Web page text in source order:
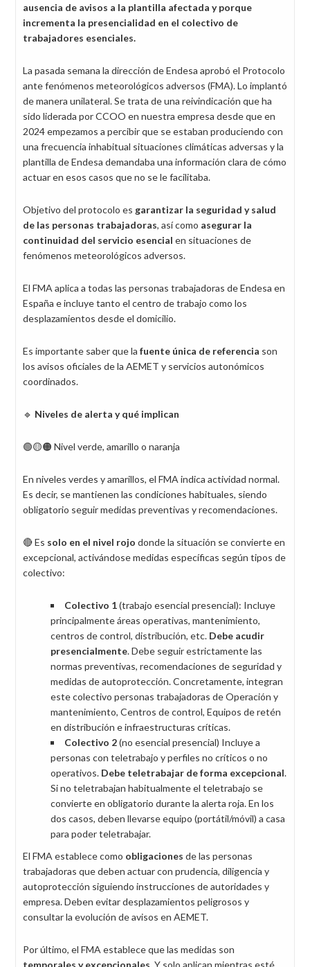
ausencia de avisos a la plantilla afectada y porque
incrementa la presencialidad en el colectivo de
trabajadores esenciales.
La pasada semana la dirección de Endesa aprobó el Protocolo
ante fenómenos meteorológicos adversos (FMA). Lo implantó
de manera unilateral. Se trata de una reivindicación que ha
sido liderada por CCOO en nuestra empresa desde que en
2024 empezamos a percibir que se estaban produciendo con
una frecuencia inhabitual situaciones climáticas adversas y la
plantilla de Endesa demandaba una información clara de cómo
actuar en esos casos que no se le facilitaba.
Objetivo del protocolo es garantizar la seguridad y salud
de las personas trabajadoras, así como asegurar la
continuidad del servicio esencial en situaciones de
fenómenos meteorológicos adversos.
El FMA aplica a todas las personas trabajadoras de Endesa en
España e incluye tanto el centro de trabajo como los
desplazamientos desde el domicilio.
Es importante saber que la fuente única de referencia son
los avisos oficiales de la AEMET y servicios autonómicos
coordinados.
🔹 Niveles de alerta y qué implican
🟢🟡🟠 Nivel verde, amarillo o naranja
En niveles verdes y amarillos, el FMA indica actividad normal.
Es decir, se mantienen las condiciones habituales, siendo
obligatorio seguir medidas preventivas y recomendaciones.
🔴 Es solo en el nivel rojo donde la situación se convierte en
excepcional, activándose medidas específicas según tipos de
colectivo:
Colectivo 1(trabajo esencial presencial): Incluye
principalmente áreas operativas, mantenimiento,
centros de control, distribución, etc. Debe acudir
presencialmente. Debe seguir estrictamente las
normas preventivas, recomendaciones de seguridad y
medidas de autoprotección. Concretamente, integran
este colectivo personas trabajadoras de Operación y
mantenimiento, Centros de control, Equipos de retén
en distribución e infraestructuras críticas.
Colectivo 2(no esencial presencial) Incluye a
personas con teletrabajo y perfiles no críticos o no
operativos. Debe teletrabajar de forma excepcional.
Si no teletrabajan habitualmente el teletrabajo se
convierte en obligatorio durante la alerta roja. En los
dos casos, deben llevarse equipo (portátil/móvil) a casa
para poder teletrabajar.
El FMA establece como obligaciones de las personas
trabajadoras que deben actuar con prudencia, diligencia y
autoprotección siguiendo instrucciones de autoridades y
empresa. Deben evitar desplazamientos peligrosos y
consultar la evolución de avisos en AEMET.
Por último, el FMA establece que las medidas son
temporales y excepcionales . Y solo aplican mientras esté